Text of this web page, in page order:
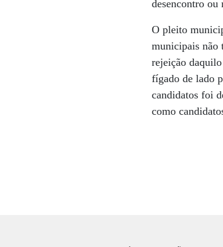
desencontro ou
O pleito
municipais não
rejeição
fígado de lado
candidatos foi
como